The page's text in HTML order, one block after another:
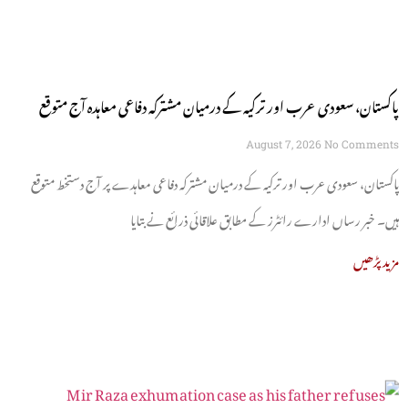
پاکستان، سعودی عرب اور ترکیہ کے درمیان مشترکہ دفاعی معاہدہ آج متوقع
August 7, 2026 No Comments
پاکستان، سعودی عرب اور ترکیہ کے درمیان مشترکہ دفاعی معاہدے پر آج دستخط متوقع
ہیں۔ خبر رساں ادارے رائٹرز کے مطابق علاقائی ذرائع نے بتایا
مزید پڑھیں